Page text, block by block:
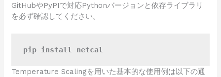
GitHubやPyPIで対応Pythonバージョンと依存ライブラリ
を必ず確認してください。
pip install netcal
Temperature Scalingを用いた基本的な使用例は以下の通